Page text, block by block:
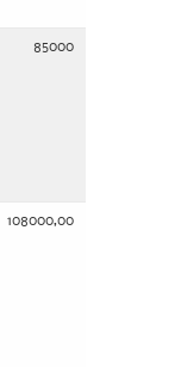
85000
108000,00